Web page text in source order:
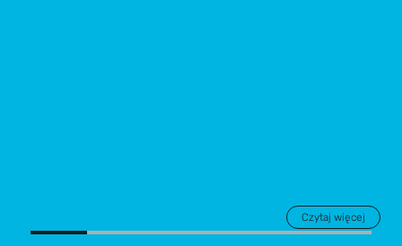
Czytaj więcej